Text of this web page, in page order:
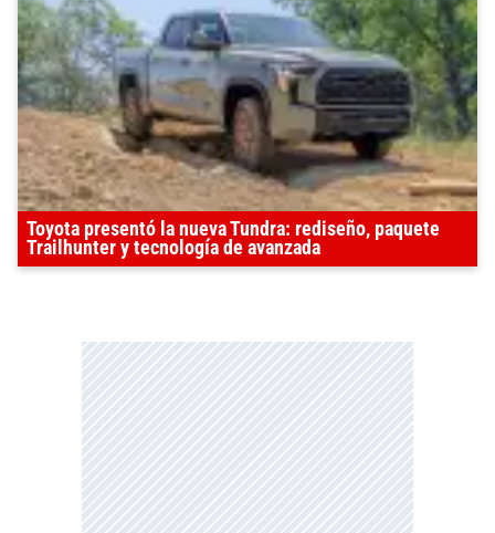
Toyota presentó la nueva Tundra: rediseño, paquete
Trailhunter y tecnología de avanzada